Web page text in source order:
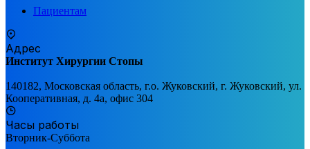
Пациентам
Адрес
Институт Хирургии Стопы
140182, Московская область, г.о. Жуковский, г. Жуковский, ул.
Кооперативная, д. 4а, офис 304
Часы работы
Вторник-Суббота